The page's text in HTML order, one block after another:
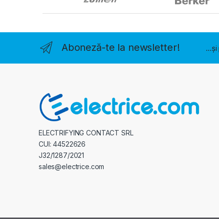
Aboneză-te la newsletter!
ELECTRIFYING CONTACT SRL
CUI: 44522626
J32/1287/2021
sales@electrice.com